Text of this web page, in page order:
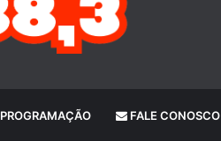
PROGRAMAÇÃO FALE CONOSCO